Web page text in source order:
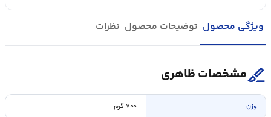
ویژگی محصول توضیحات محصول نظرات
surgicalمشخصات ظاهری
وزن ۷۰۰ گرم